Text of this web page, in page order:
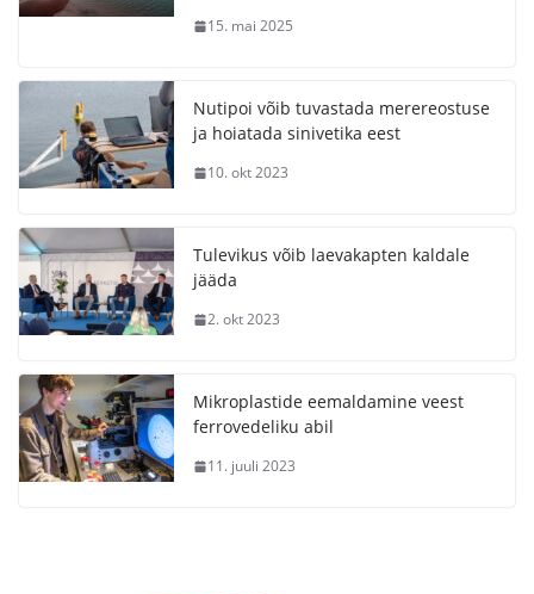
15. mai 2025
Nutipoi võib tuvastada merereostuse
ja hoiatada sinivetika eest
10. okt 2023
Tulevikus võib laevakapten kaldale
jääda
2. okt 2023
Mikroplastide eemaldamine veest
ferrovedeliku abil
11. juuli 2023